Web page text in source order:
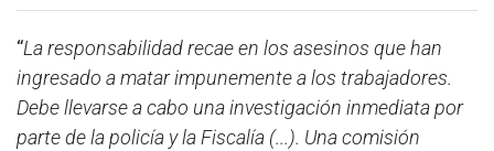
“La responsabilidad recae en los asesinos que han
ingresado a matar impunemente a los trabajadores.
Debe llevarse a cabo una investigación inmediata por
parte de la policía y la Fiscalía (...). Una comisión